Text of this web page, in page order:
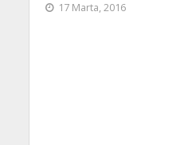
17 Marta, 2016